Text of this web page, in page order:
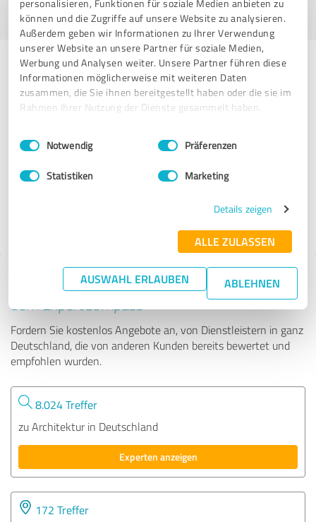
personalisieren, Funktionen für soziale Medien anbieten zu
können und die Zugriffe auf unsere Website zu analysieren.
Außerdem geben wir Informationen zu Ihrer Verwendung
unserer Website an unsere Partner für soziale Medien,
Werbung und Analysen weiter. Unsere Partner führen diese
Informationen möglicherweise mit weiteren Daten
zusammen, die Sie ihnen bereitgestellt haben oder die sie im
Rahmen Ihrer Nutzung der Dienste gesammelt haben.
Impressum Datenschutzbestimmungen
Einwilligungsauswahl
Notwendig Präferenzen
Statistiken Marketing
Details zeigen
ALLE ZULASSEN
AUSWAHL ERLAUBEN ABLEHNEN
Profil aktiv seit 26.08.2019 |Letzte Aktualisierung: 24.06.2026|Profil
melden
Erfahrungen zu weiteren
Anbietern aus dem Bereich
Architektur
jonatan
Tipp: Die passenden Experten finden - mit
dem ExpertCompass
Fordern Sie kostenlos Angebote an, von Dienstleistern in ganz
Deutschland, die von anderen Kunden bereits bewertet und
empfohlen wurden.
8.024 Treffer
zu Architektur in Deutschland
Experten anzeigen
172 Treffer